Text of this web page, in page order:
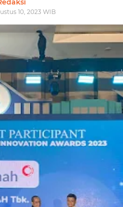
10, 2023 WIB